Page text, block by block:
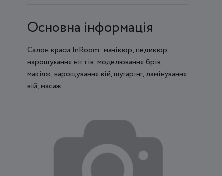
Основна інформація
Салон краси InRoom: манікюр, педикюр,
нарощування нігтів, моделювання брів,
макіяж, нарощування вій, шугарінг, ламінування
вій, масаж.